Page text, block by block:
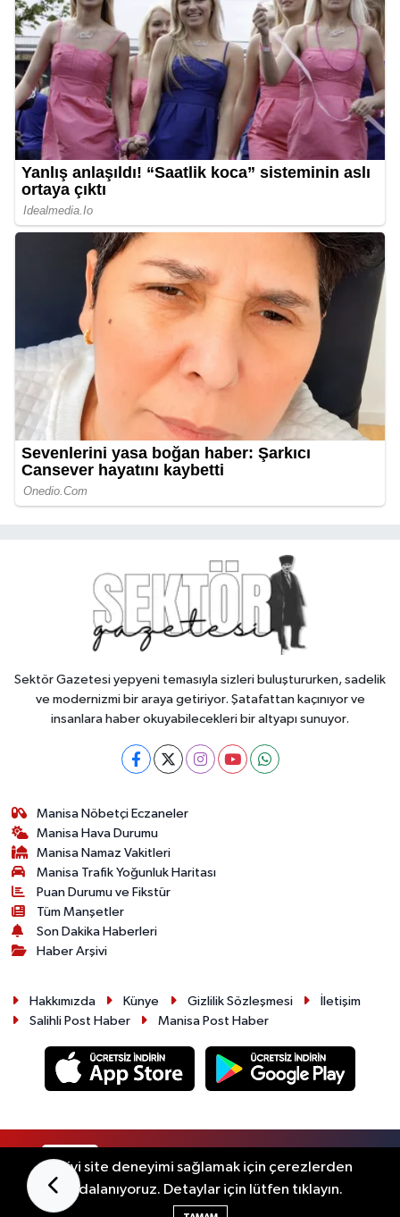
Sektör Gazetesi yepyeni temasıyla sizleri buluştururken, sadelik
ve modernizmi bir araya getiriyor. Şatafattan kaçınıyor ve
insanlara haber okuyabilecekleri bir altyapı sunuyor.
Manisa Nöbetçi Eczaneler
Manisa Hava Durumu
Manisa Namaz Vakitleri
Manisa Trafik Yoğunluk Haritası
Puan Durumu ve Fikstür
Tüm Manşetler
Son Dakika Haberleri
Haber Arşivi
Hakkımızda Künye Gizlilik Sözleşmesi
İletişim
Salihli Post Haber
Manisa Post Haber
RSS Copyright © 2026. Her hakkı saklıdır.
Haber Yazılımı:
En iyi site deneyimi sağlamak için çerezlerden
faydalanıyoruz. Detaylar için lütfen tıklayın.